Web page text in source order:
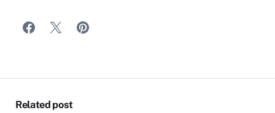
Related post